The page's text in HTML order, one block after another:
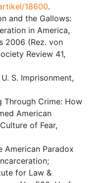
18600.
and the Gallows:
in America,
2006 (Rez. von
Review 41,
S. Imprisonment,
Through Crime: How
American
of Fear,
American Paradox
for Law &